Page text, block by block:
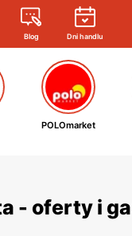
Blog Dni handlu
POLOmarket
- oferty i